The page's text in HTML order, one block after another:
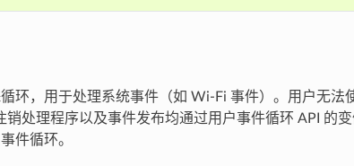
环，用于处理系统事件（如 Wi-Fi 事件）。用户无法
处理程序以及事件发布均通过用户事件循环 API 的
件循环。